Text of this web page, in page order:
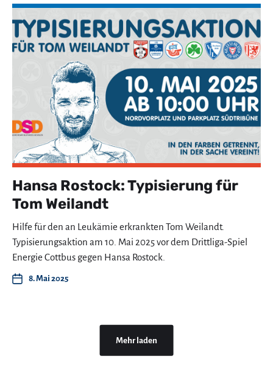
Hansa Rostock: Typisierung für
Tom Weilandt
Hilfe für den an Leukämie erkrankten Tom Weilandt.
Typisierungsaktion am 10. Mai 2025 vor dem Drittliga-Spiel
Energie Cottbus gegen Hansa Rostock.
8. Mai 2025
Mehr laden